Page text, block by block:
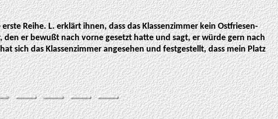
Reihe. L. erklärt ihnen, dass das Klassenzimmer kein Ostfriesen-
den er bewußt nach vorne gesetzt hatte und sagt, er würde gern nach
sich das Klassenzimmer angesehen und festgestellt, dass mein Platz